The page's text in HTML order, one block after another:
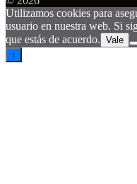
Utilizamos cookies para
usuario en nuestra web. Si
que estás de acuerdo. Vale
↑